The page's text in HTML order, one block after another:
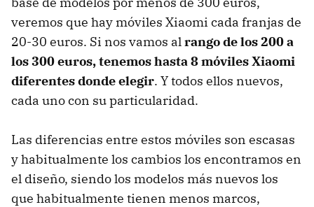
veremos que hay móviles Xiaomi cada franjas de
20-30 euros. Si nos vamos alrango de los 200 a
los 300 euros, tenemos hasta 8 móviles Xiaomi
diferentes donde elegir. Y todos ellos nuevos,
cada uno con su particularidad.
Las diferencias entre estos móviles son escasas
y habitualmente los cambios los encontramos en
el diseño, siendo los modelos más nuevos los
que habitualmente tienen menos marcos,